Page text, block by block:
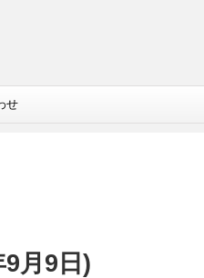
せ
月9日)